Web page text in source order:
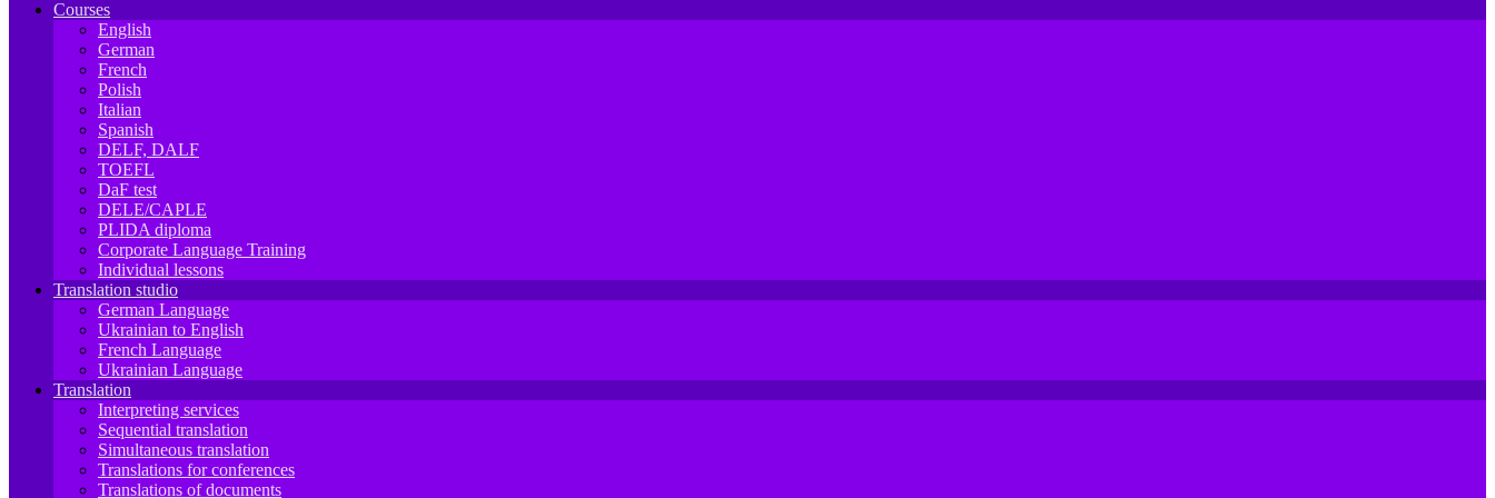
Courses
English
German
French
Polish
Italian
Spanish
DELF, DALF
TOEFL
DaF test
DELE/CAPLE
PLIDA diploma
Corporate Language Training
Individual lessons
Translation studio
German Language
Ukrainian to English
French Language
Ukrainian Language
Translation
Interpreting services
Sequential translation
Simultaneous translation
Translations for conferences
Translations of documents